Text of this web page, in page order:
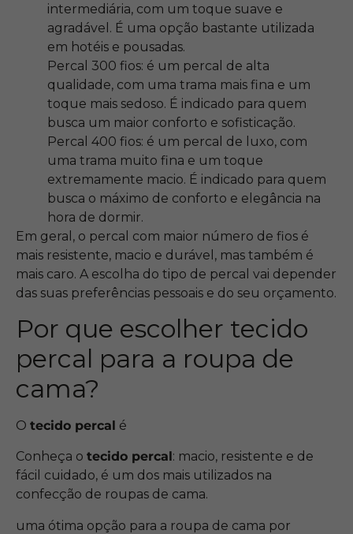
intermediária, com um toque suave e
agradável. É uma opção bastante utilizada
em hotéis e pousadas.
Percal 300 fios: é um percal de alta
qualidade, com uma trama mais fina e um
toque mais sedoso. É indicado para quem
busca um maior conforto e sofisticação.
Percal 400 fios: é um percal de luxo, com
uma trama muito fina e um toque
extremamente macio. É indicado para quem
busca o máximo de conforto e elegância na
hora de dormir.
Em geral, o percal com maior número de fios é
mais resistente, macio e durável, mas também é
mais caro. A escolha do tipo de percal vai depender
das suas preferências pessoais e do seu orçamento.
Por que escolher tecido
percal para a roupa de
cama?
O tecido percal é
Conheça o tecido percal: macio, resistente e de
fácil cuidado, é um dos mais utilizados na
confecção de roupas de cama.
uma ótima opção para a roupa de cama por